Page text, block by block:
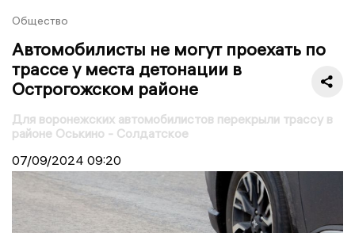
Общество
Автомобилисты не могут проехать по
трассе у места детонации в
Острогожском районе
Для воронежских автомобилистов перекрыли трассу в
районе Оськино - Солдатское
07/09/2024 09:20